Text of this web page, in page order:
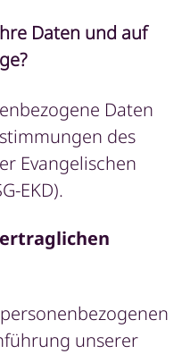
Daten und auf
Daten
des
Evangelischen
EKD).
unserer